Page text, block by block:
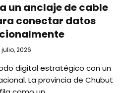
un anclaje de cable
conectar datos
julio, 2026
digital estratégico con un
La provincia de Chubut